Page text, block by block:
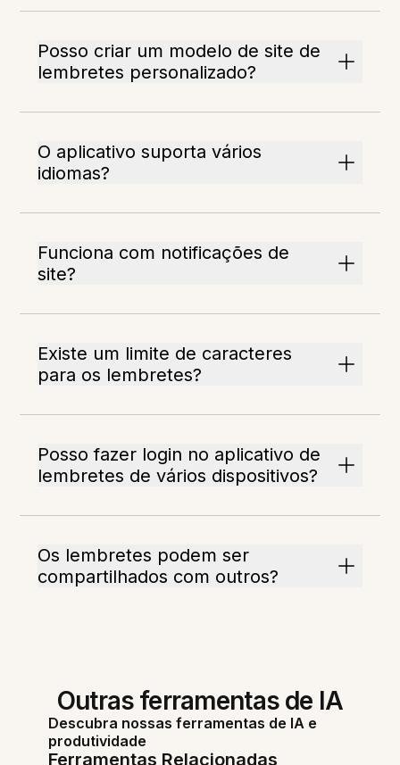
Posso criar um modelo de site de
lembretes personalizado?
O aplicativo suporta vários
idiomas?
Funciona com notificações de
site?
Existe um limite de caracteres
para os lembretes?
Posso fazer login no aplicativo de
lembretes de vários dispositivos?
Os lembretes podem ser
compartilhados com outros?
Outras ferramentas de IA
Descubra nossas ferramentas de IA e
produtividade
Ferramentas Relacionadas